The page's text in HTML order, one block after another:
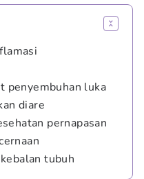
penyembuhan luka
diare
pernapasan
tubuh